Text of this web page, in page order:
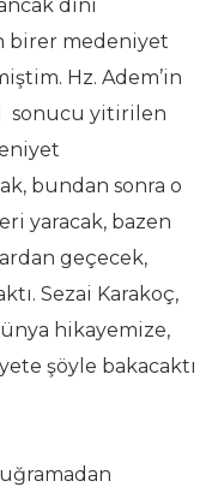
dini
birer medeniyet
Hz. Adem’in
sonucu yitirilen
bundan sonra o
yaracak, bazen
geçecek,
Sezai Karakoç,
hikayemize,
şöyle bakacaktı